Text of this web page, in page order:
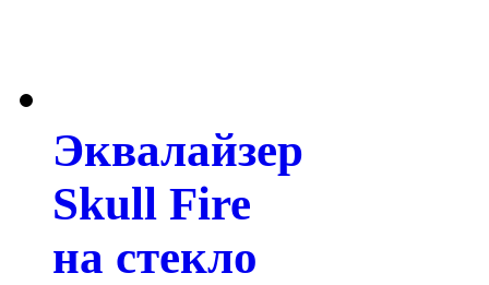
Эквалайзер
Skull Fire
на стекло